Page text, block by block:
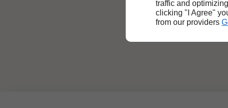
traffic and
clicking "I Agree"
from our providers
approche ne se contente pas de freiner les
déperditions de chaleur ; elle vise à transformer la
paroi en un véritable accumulateur d'énergie. En